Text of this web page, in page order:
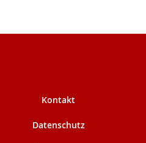
Kontakt
Datenschutz